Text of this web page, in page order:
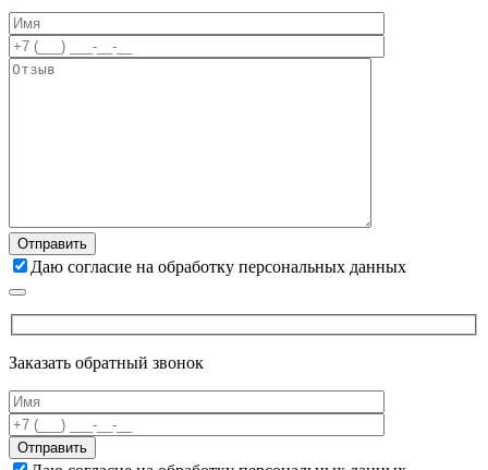
Даю согласие на обработку персональных данных
Заказать обратный звонок